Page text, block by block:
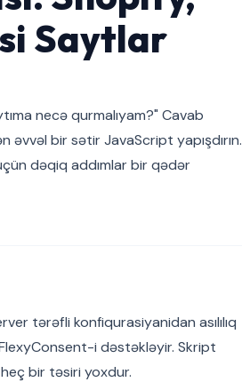
Saytlar
necə qurmalıyam?" Cavab
bir sətir JavaScript yapışdırın.
dəqiq addımlar bir qədər
tərəfli konfiqurasiyanidan asılılıq
i dəstəkləyir. Skript
bir təsiri yoxdur.